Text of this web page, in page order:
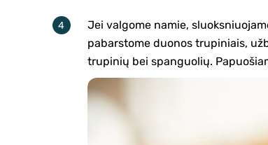
Jei valgome namie,
pabarstome duonos trupiniais,
trupinių bei spanguolių.